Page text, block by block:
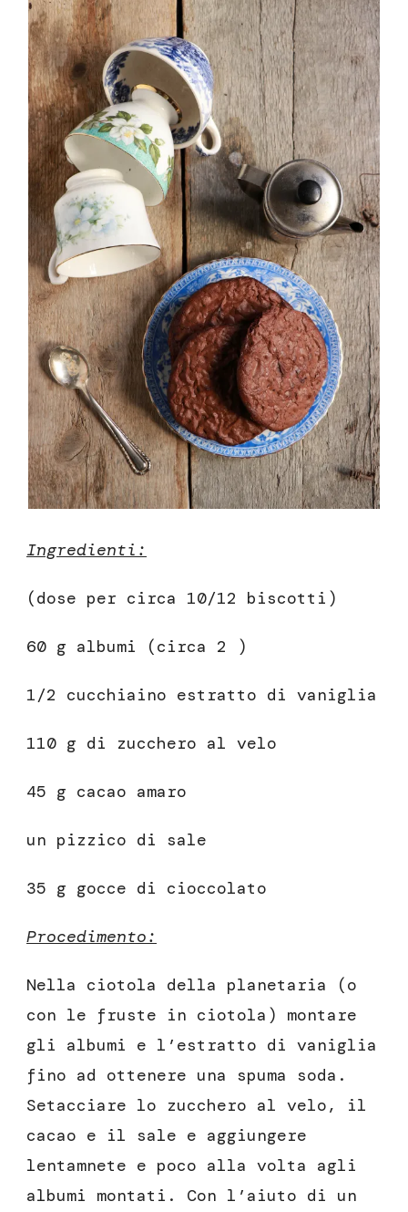
Ingredienti:
(dose per circa 10/12 biscotti)
60 g albumi (circa 2 )
1/2 cucchiaino estratto di vaniglia
110 g di zucchero al velo
45 g cacao amaro
un pizzico di sale
35 g gocce di cioccolato
Procedimento:
Nella ciotola della planetaria (o
con le fruste in ciotola) montare
gli albumi e l’estratto di vaniglia
fino ad ottenere una spuma soda.
Setacciare lo zucchero al velo, il
cacao e il sale e aggiungere
lentamnete e poco alla volta agli
albumi montati. Con l’aiuto di un